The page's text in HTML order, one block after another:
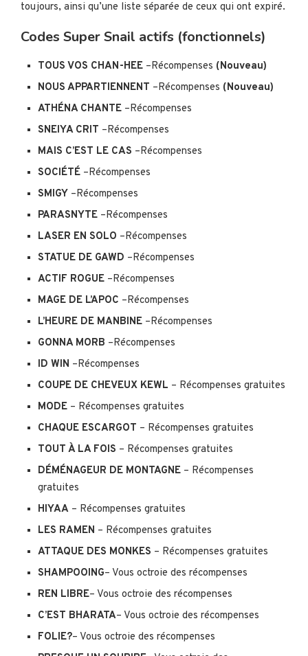
toujours, ainsi qu’une liste séparée de ceux qui ont expiré.
Codes Super Snail actifs (fonctionnels)
TOUS VOS CHAN-HEE –Récompenses (Nouveau)
NOUS APPARTIENNENT –Récompenses (Nouveau)
ATHÉNA CHANTE –Récompenses
SNEIYA CRIT –Récompenses
MAIS C’EST LE CAS –Récompenses
SOCIÉTÉ –Récompenses
SMIGY –Récompenses
PARASNYTE –Récompenses
LASER EN SOLO –Récompenses
STATUE DE GAWD –Récompenses
ACTIF ROGUE –Récompenses
MAGE DE L’APOC –Récompenses
L’HEURE DE MANBINE –Récompenses
GONNA MORB –Récompenses
ID WIN –Récompenses
COUPE DE CHEVEUX KEWL – Récompenses gratuites
MODE – Récompenses gratuites
CHAQUE ESCARGOT – Récompenses gratuites
TOUT À LA FOIS – Récompenses gratuites
DÉMÉNAGEUR DE MONTAGNE – Récompenses
gratuites
HIYAA – Récompenses gratuites
LES RAMEN – Récompenses gratuites
ATTAQUE DES MONKES – Récompenses gratuites
SHAMPOOING– Vous octroie des récompenses
REN LIBRE– Vous octroie des récompenses
C’EST BHARATA– Vous octroie des récompenses
FOLIE?– Vous octroie des récompenses